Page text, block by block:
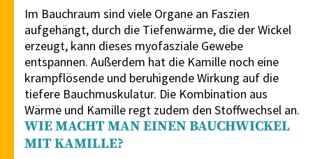
Im Bauchraum sind viele Organe an Faszien
aufgehängt, durch die Tiefenwärme, die der Wickel
erzeugt, kann dieses myofasziale Gewebe
entspannen. Außerdem hat die Kamille noch eine
krampflösende und beruhigende Wirkung auf die
tiefere Bauchmuskulatur. Die Kombination aus
Wärme und Kamille regt zudem den Stoffwechsel an.
WIE MACHT MAN EINEN BAUCHWICKEL
MIT KAMILLE?